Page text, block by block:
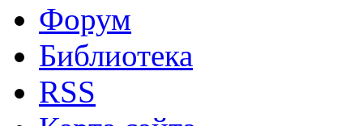
Форум
Библиотека
RSS